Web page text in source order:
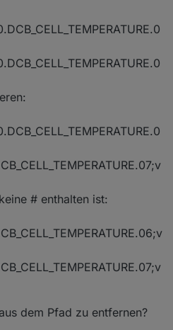
# enthalten ist:
dem Pfad zu entfernen?